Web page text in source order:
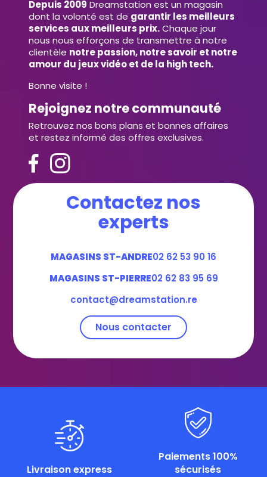
Depuis 2009 Dreamstation est un magasin
dont la volonté est de garantir les meilleurs
services aux meilleurs prix.Chaque jour
nous nous efforçons de transmettre à notre
clientèle notre passion, notre savoir et notre
amour du jeux vidéo et de la high tech.
Bonne visite !
Rejoignez notre communauté
Retrouvez nos bons plans et bonnes affaires
et restez informé des offres exclusives.
Contactez nos
experts
MAGASINS ST-ANDRE02 62 53 90 16
MAGASINS ST-PIERRE02 62 83 95 69
contact@dreamstation.re
Nous contacter
Livraison express
Paiements 100%
sécurisés